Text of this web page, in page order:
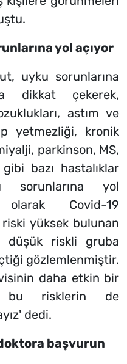
yol açıyor
uyku sorunlarına
dikkat çekerek,
astım ve
yetmezliği, kronik
parkinson, MS,
bazı hastalıklar
sorunlarına yol
Covid-19
yüksek bulunan
düşük riskli gruba
gözlemlenmiştir.
daha etkin bir
bu risklerin de
dedi.
başvurun